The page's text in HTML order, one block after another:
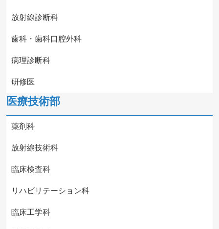
放射線診断科
歯科・歯科口腔外科
病理診断科
研修医
医療技術部
薬剤科
放射線技術科
臨床検査科
リハビリテーション科
臨床工学科